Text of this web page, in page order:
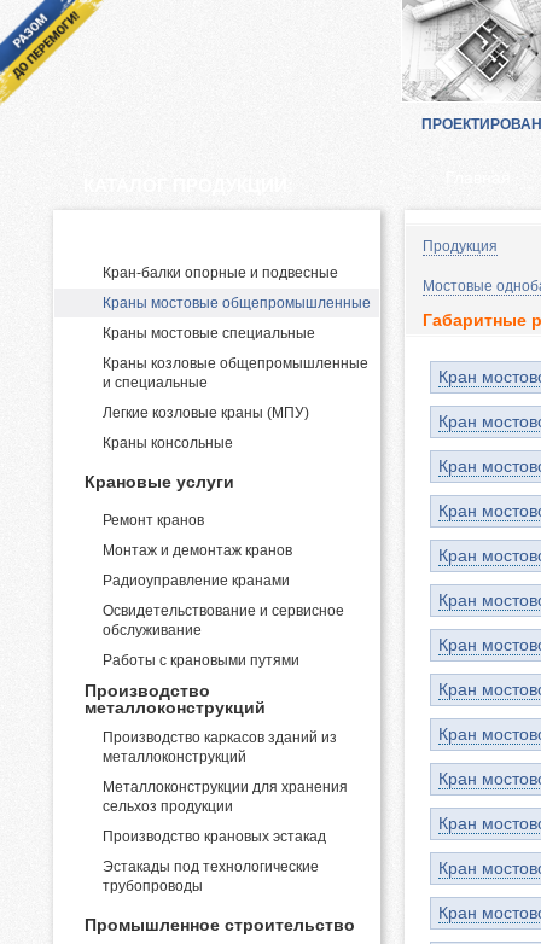
Кран-балки опорные и подвесные
Краны мостовые общепромышленные
Краны мостовые специальные
Краны козловые общепромышленные
и специальные
Легкие козловые краны (МПУ)
Краны консольные
Крановые услуги
Ремонт кранов
Монтаж и демонтаж кранов
Радиоуправление кранами
Освидетельствование и сервисное
обслуживание
Работы с крановыми путями
Производство
металлоконструкций
Производство каркасов зданий из
металлоконструкций
Металлоконструкции для хранения
сельхоз продукции
Производство крановых эстакад
Эстакады под технологические
трубопроводы
Промышленное строительство
Продукция
Мостовые
Габаритные
Кран
Кран
Кран
Кран
Кран
Кран
Кран
Кран
Кран
Кран
Кран
Кран
Кран